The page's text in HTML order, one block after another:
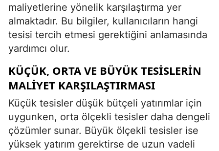
maliyetlerine yönelik karşılaştırma yer
almaktadır. Bu bilgiler, kullanıcıların hangi
tesisi tercih etmesi gerektiğini anlamasında
yardımcı olur.
KÜÇÜK, ORTA VE BÜYÜK TESISLERIN
MALIYET KARŞILAŞTIRMASI
Küçük tesisler düşük bütçeli yatırımlar için
uygunken, orta ölçekli tesisler daha dengeli
çözümler sunar. Büyük ölçekli tesisler ise
yüksek yatırım gerektirse de uzun vadeli